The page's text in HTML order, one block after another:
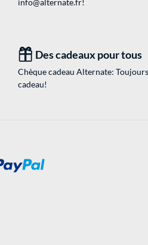
Des cadeaux pour tous
Chèque cadeau Alternate:
cadeau!